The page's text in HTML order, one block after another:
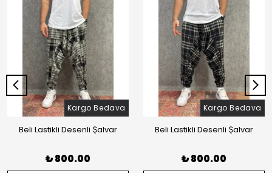
Kargo Bedava
Beli Lastikli Desenli Şalvar
₺ 800.00
Kargo Bedava
Beli Lastikli Desenli Şalvar
₺ 800.00